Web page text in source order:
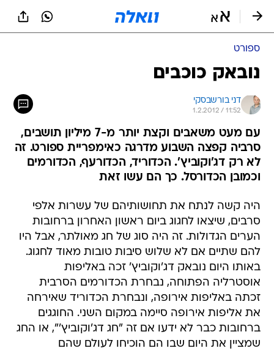
ספורט
נובאק כוכבים
דני בורשבסקי
1.2.2012 / 11:52
עם מעט משאבים וקצת יותר מ-7 מיליון תושבים,
סרביה קפצה השבוע מדרגה כאימפריית ספורט. זה
לא רק דג'וקוביץ'. הכדוריד, הכדורעף, הכדורמים
וכמובן הכדורסל. כך הם עשו זאת
היה קשה לנתח את תחושותיהם של עשרות אלפי
סרבים, שיצאו לחגוג ביום ראשון האחרון ברחובות
הערים הגדולות. זה היה סוג של חג מאולתר, אבל היו
להם שתיים אם לא שלוש סיבות טובות מאוד לחגוג.
באותו היום נובאק דג'וקוביץ' זכה באליפות
אוסטרליה הפתוחה, נבחרת הכדורמים הסרבית
זכתה באליפות אירופה, ונבחרת הכדוריד שאירחה
את אליפות אירופה סיימה במקום השני. החוגגים
ברחובות כבר לא ידעו אם זה "חג דג'וקוביץ'", או החג
שמציין את היום שבו הם הוכיחו לעולם שהם